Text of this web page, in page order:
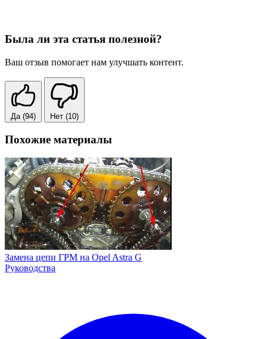
Была ли эта статья полезной?
Ваш отзыв помогает нам улучшать контент.
Да (94) Нет (10)
Похожие материалы
Замена цепи ГРМ на Opel Astra G
Руководства